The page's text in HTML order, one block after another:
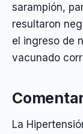
sarampión,
resultaron
el ingreso de
vacunado
La